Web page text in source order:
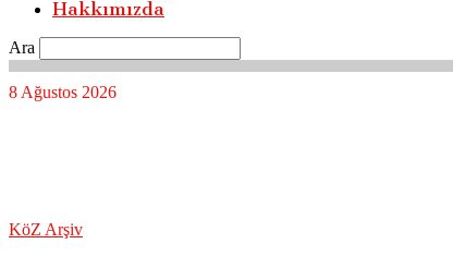
Hakkımızda
Ara
8 Ağustos 2026
KöZ Arşiv